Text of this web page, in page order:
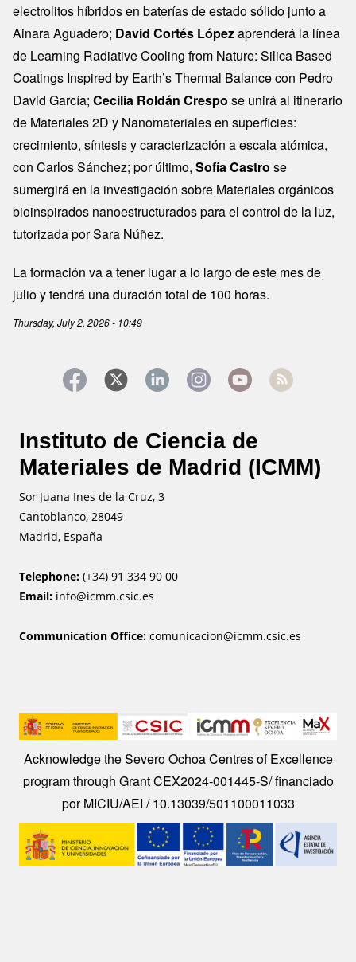
electrolitos híbridos en baterías de estado sólido junto a
Ainara Aguadero; David Cortés Lópezaprenderá la línea
de Learning Radiative Cooling from Nature: Silica Based
Coatings Inspired by Earth’s Thermal Balance con Pedro
David García; Cecilia Roldán Crespo se unirá al itinerario
de Materiales 2D y Nanomateriales en superficies:
crecimiento, síntesis y caracterización a escala atómica,
con Carlos Sánchez; por último, Sofía Castro se
sumergirá en la investigación sobre Materiales orgánicos
bioinspirados nanoestructurados para el control de la luz,
tutorizada por Sara Núñez.
La formación va a tener lugar a lo largo de este mes de
julio y tendrá una duración total de 100 horas.
Thursday, July 2, 2026 - 10:49
Instituto de Ciencia de
Materiales de Madrid (ICMM)
Sor Juana Ines de la Cruz, 3
Cantoblanco, 28049
Madrid, España
Telephone: (+34) 91 334 90 00
Email: info@icmm.csic.es
Communication Office: comunicacion@icmm.csic.es
Image
Acknowledge the Severo Ochoa Centres of Excellence
program through Grant CEX2024-001445-S/ financiado
por MICIU/AEI / 10.13039/501100011033
Image